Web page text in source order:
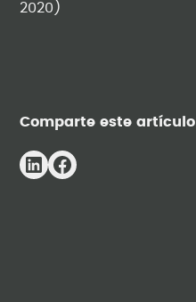
Comparte este artículo
2020)